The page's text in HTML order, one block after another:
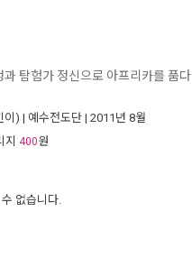
과 탐험가 정신으로 아프리카를 품다
이) | 예수전도단 | 2011년 8월
지 400원
없습니다.